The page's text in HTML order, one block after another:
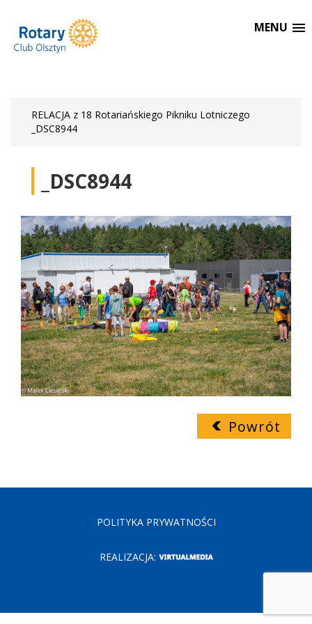
MENU
RELACJA z 18 Rotariańskiego Pikniku Lotniczego
_DSC8944
_DSC8944
Powrót
POLITYKA PRYWATNOŚCI
REALIZACJA: